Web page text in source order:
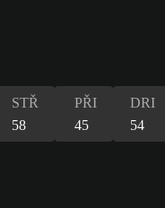
STŘ
58
PŘI
45
DRI
54